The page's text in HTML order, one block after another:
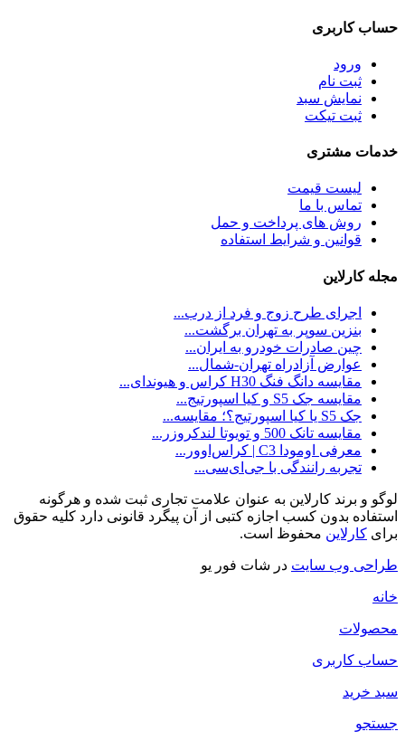
حساب کاربری
ورود
ثبت نام
نمایش سبد
ثبت تیکت
خدمات مشتری
لیست قیمت
تماس با ما
روش های پرداخت و حمل
قوانین و شرایط استفاده
مجله کارلاین
اجرای طرح زوج و فرد از درب...
بنزین سوپر به تهران برگشت...
چین صادرات خودرو به ایران...
عوارض آزادراه تهران-شمال...
مقایسه دانگ فنگ H30 کراس و هیوندای...
مقایسه جک S5 و کیا اسپورتیج...
جک S5 یا کیا اسپورتیج؟؛ مقایسه...
مقایسه تانک 500 و تویوتا لندکروزر...
معرفی اومودا C3 | کراس‌اوور...
تجربه‌ رانندگی با جی‌ای‌سی...
لوگو و برند کارلاین به عنوان علامت تجاری ثبت شده و هرگونه
استفاده بدون کسب اجازه کتبی از آن پیگرد قانونی دارد کلیه حقوق
برای کارلاین محفوظ است.
طراحی وب سایت در شات فور یو
خانه
محصولات
حساب کاربری
سبد خرید
جستجو